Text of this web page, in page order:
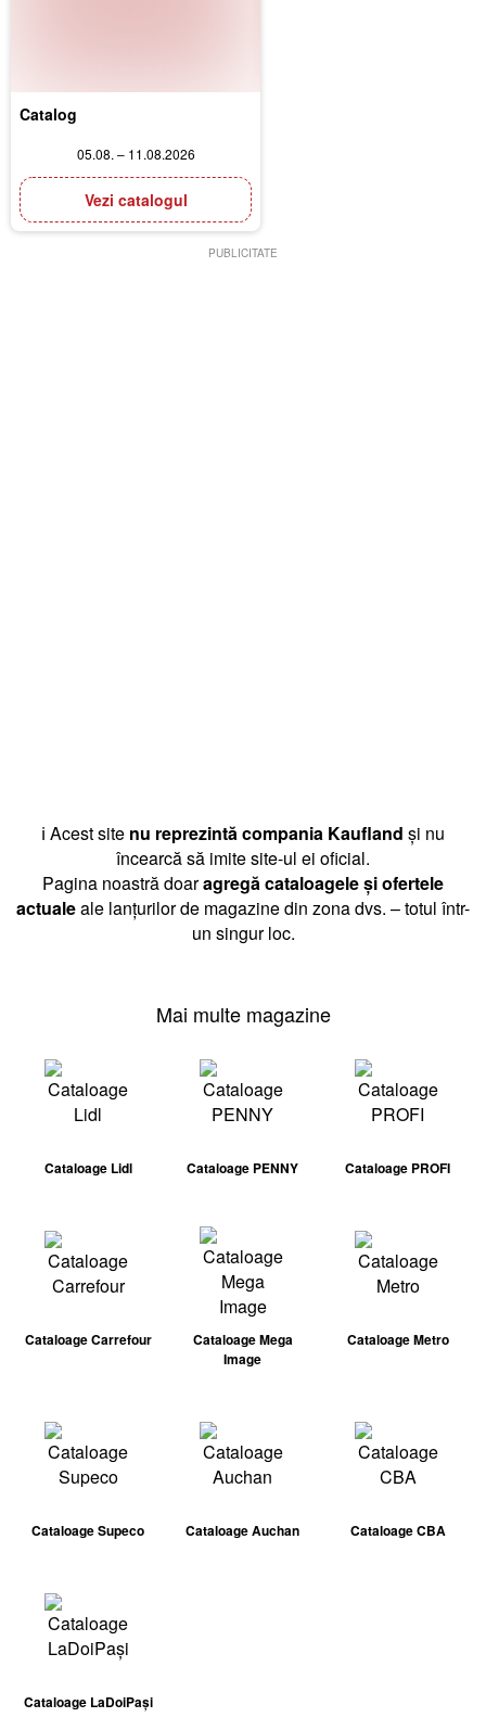
Catalog
05.08. – 11.08.2026
Vezi catalogul
PUBLICITATE
ℹ️ Acest site nu reprezintă compania Kaufland și nu
încearcă să imite site-ul ei oficial.
Pagina noastră doaragregă cataloagele și ofertele
actualeale lanțurilor de magazine din zona dvs. – totul într-
un singur loc.
Mai multe magazine
Cataloage Lidl Cataloage PENNY Cataloage PROFI
Cataloage Carrefour
Cataloage Mega
Image
Cataloage Metro
Cataloage Supeco Cataloage Auchan Cataloage CBA
Cataloage LaDoiPași